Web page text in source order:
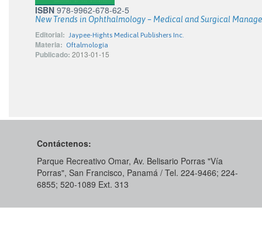
ISBN 978-9962-678-62-5
New Trends in Ophthalmology – Medical and Surgical
Editorial: Jaypee-Hights Medical Publishers Inc.
Materia: Oftalmología
Publicado: 2013-01-15
Contáctenos:
Parque Recreativo Omar, Av. Belisario Porras "Vía
Porras", San Francisco, Panamá / Tel. 224-9466; 224-
6855; 520-1089​ Ext. 313